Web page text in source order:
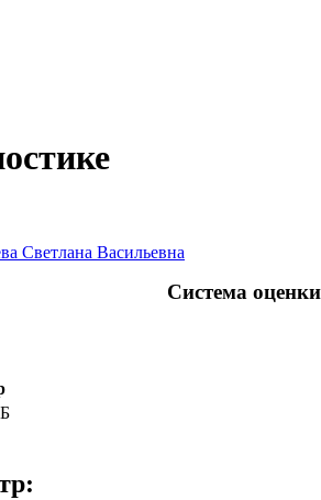
Светлана Васильевна
Система